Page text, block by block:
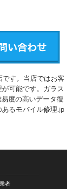
す。当店ではお客
可能です。ガラス
度の高いデータ復
るモバイル修理.jp
者